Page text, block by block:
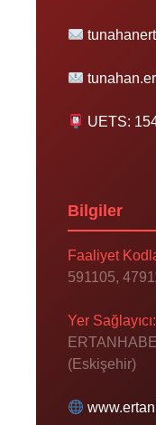
UETS:
Bilgiler
Faaliyet
591105,
Yer Sağlayıcı:
(Eskişehir)